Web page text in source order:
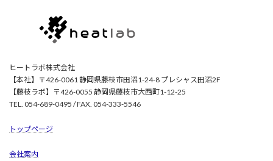
ヒートラボ株式会社
【本社】〒426-0061 静岡県藤枝市田沼1-24-8 プレシャス田沼2F
【藤枝ラボ】〒426-0055 静岡県藤枝市大西町1-12-25
TEL. 054-689-0495 / FAX. 054-333-5546
トップページ
会社案内